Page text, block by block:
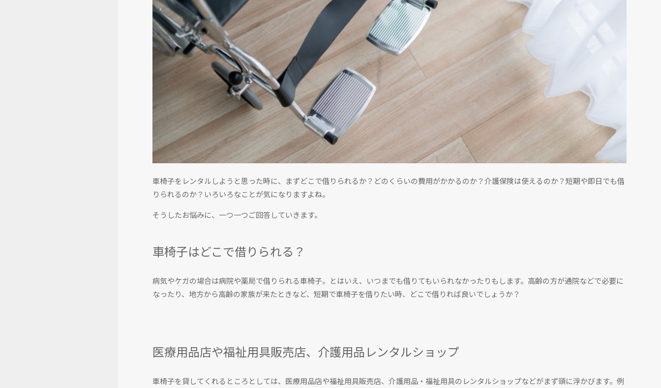
車椅子をレンタルしようと思った時に、まずどこで借りられるか？どのくらいの費用がかかるのか？介護保険は使えるのか？短期や即日でも借
りられるのか？いろいろなことが気になりますよね。
そうしたお悩みに、一つ一つご回答していきます。
車椅子はどこで借りられる？
病気やケガの場合は病院や薬局で借りられる車椅子。とはいえ、いつまでも借りてもいられなかったりもします。高齢の方が通院などで必要に
なったり、地方から高齢の家族が来たときなど、短期で車椅子を借りたい時、どこで借りれば良いでしょうか？
医療用品店や福祉用具販売店、介護用品レンタルショップ
車椅子を貸してくれるところとしては、医療用品店や福祉用具販売店、介護用品・福祉用具のレンタルショップなどがまず頭に浮かびます。例